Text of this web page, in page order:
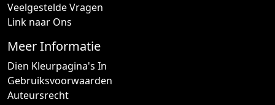
Veelgestelde Vragen
Link naar Ons
Meer Informatie
Dien Kleurpagina's In
Gebruiksvoorwaarden
Auteursrecht